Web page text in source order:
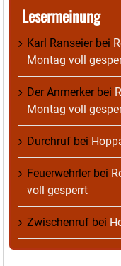
Lesermeinung
Karl Ranseierbei
Montag voll
Der Anmerkerbei
Montag voll
Durchruf bei
Feuerwehrlerbei
voll gesperrt
Zwischenruf bei